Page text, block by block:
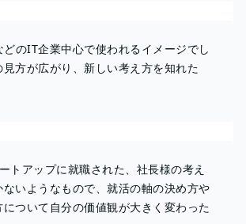
のIT企業中心で使われるイメージでし
方が広がり、新しい考え方を知れた
トアップに就職された、社長様の考え
いようなもので、就活の軸の決め方や
ついて自分の価値観が大きく変わった